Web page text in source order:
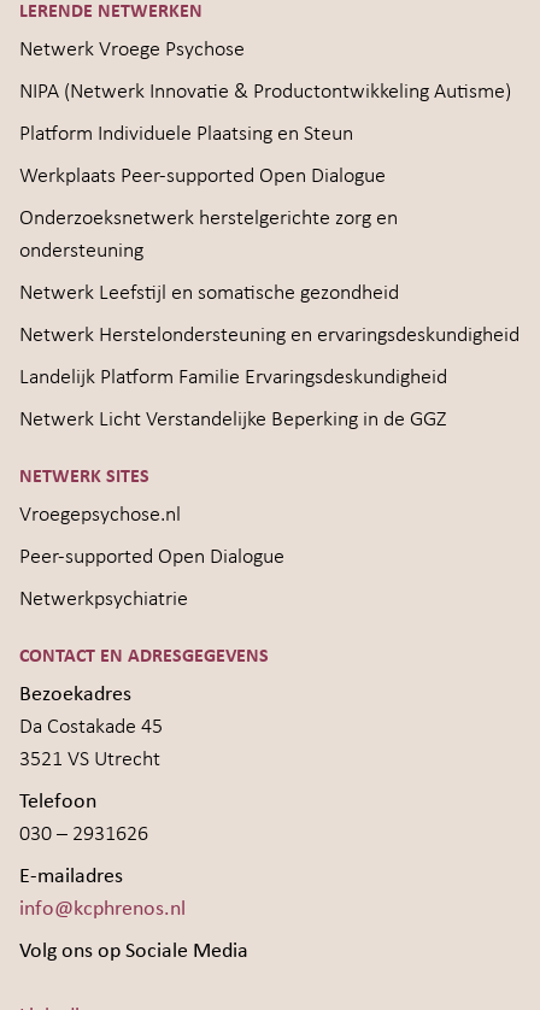
LERENDE NETWERKEN
Netwerk Vroege Psychose
NIPA (Netwerk Innovatie & Productontwikkeling Autisme)
Platform Individuele Plaatsing en Steun
Werkplaats Peer-supported Open Dialogue
Onderzoeksnetwerk herstelgerichte zorg en
ondersteuning
Netwerk Leefstijl en somatische gezondheid
Netwerk Herstelondersteuning en ervaringsdeskundigheid
Landelijk Platform Familie Ervaringsdeskundigheid
Netwerk Licht Verstandelijke Beperking in de GGZ
NETWERK SITES
Vroegepsychose.nl
Peer-supported Open Dialogue
Netwerkpsychiatrie
CONTACT EN ADRESGEGEVENS
Bezoekadres
Da Costakade 45
3521 VS Utrecht
Telefoon
030 – 2931626
E-mailadres
info@kcphrenos.nl
Volg ons op Sociale Media